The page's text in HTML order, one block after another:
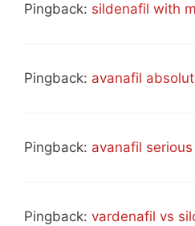
Pingback: sildenafil with
Pingback: avanafil
Pingback: avanafil
Pingback: vardenafil vs